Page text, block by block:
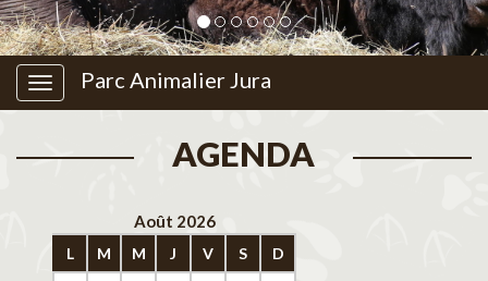
Parc Animalier Jura
AGENDA
Août 2026
L M M J V S D